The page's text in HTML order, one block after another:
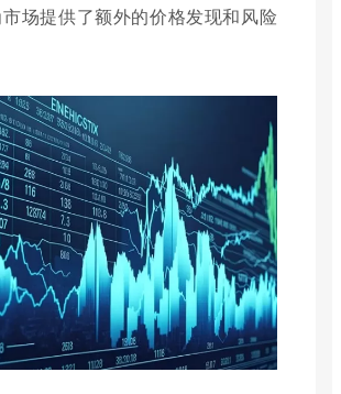
场提供了额外的价格发现和风险